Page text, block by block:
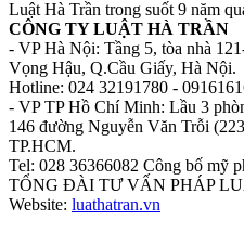
Luật Hà Trần trong suốt 9 năm
CÔNG TY LUẬT HÀ TRẦN
- VP Hà Nội: Tầng 5, tòa nhà
Vọng Hậu, Q.Cầu Giấy, Hà Nội.
Hotline: 024 32191780 -
- VP TP Hồ Chí Minh: Lầu 3
146 đường Nguyễn Văn Trỗi
TP.HCM.
Tel: 028 36366082 Công bố mỹ
TỔNG ĐÀI TƯ VẤN PHÁP
Website: luathatran.vn